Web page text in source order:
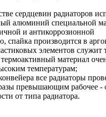
сердцевин радиаторов
алюминий специальной
и антикоррозионной
спайка производится в
элементов служит
термоактивный материал
температурам;
все радиаторы
превышающим рабочее -
от типа радиатора.